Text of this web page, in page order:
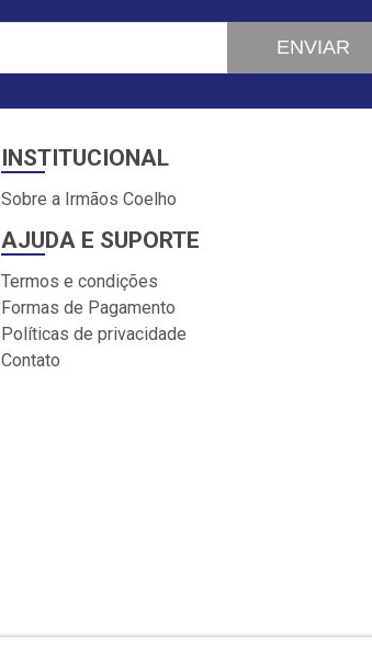
ENVIAR
INSTITUCIONAL
Sobre a Irmãos Coelho
AJUDA E SUPORTE
Termos e condições
Formas de Pagamento
Políticas de privacidade
Contato